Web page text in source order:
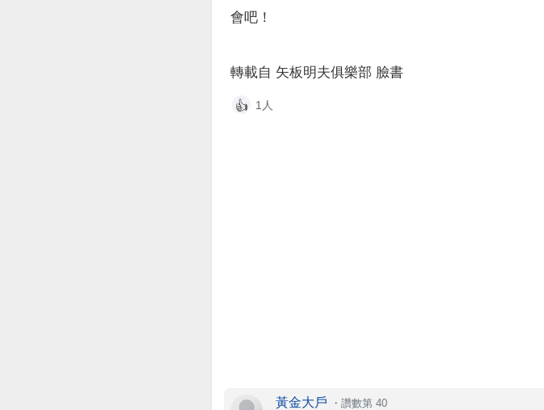
會吧！
轉載自 矢板明夫俱樂部 臉書
👍 1人
黃金大戶 ・讚數第 40